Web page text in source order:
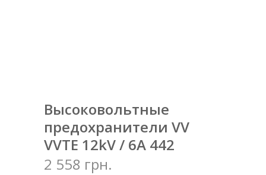
Высоковольтные
предохранители VV
VVTE 12kV / 6A 442
2 558 грн.